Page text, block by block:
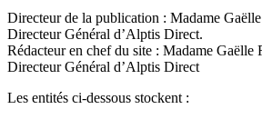
Directeur de la publication : Madame
Directeur Général d’Alptis Direct.
Rédacteur en chef du site : Madame Gaëlle
Directeur Général d’Alptis Direct
Les entités ci-dessous stockent :